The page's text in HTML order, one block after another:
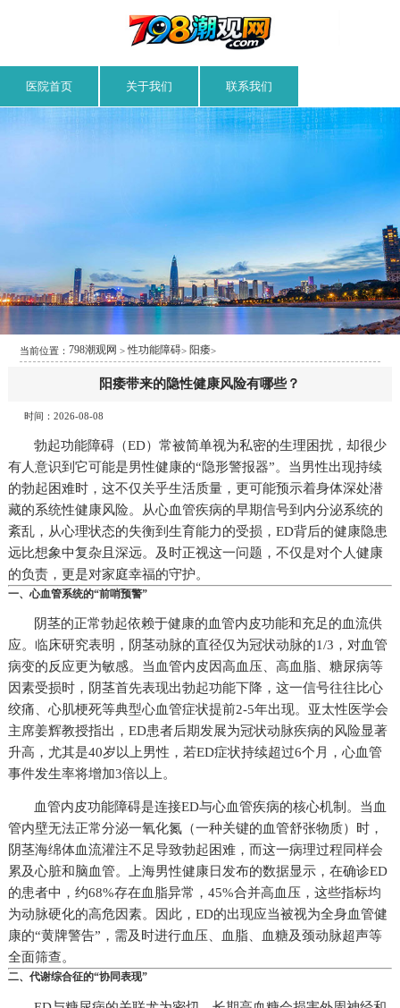
医院首页 关于我们 联系我们
当前位置：798潮观网 >性功能障碍> 阳痿>
阳痿带来的隐性健康风险有哪些？
时间：2026-08-08
勃起功能障碍（ED）常被简单视为私密的生理困扰，却很少
有人意识到它可能是男性健康的“隐形警报器”。当男性出现持续
的勃起困难时，这不仅关乎生活质量，更可能预示着身体深处潜
藏的系统性健康风险。从心血管疾病的早期信号到内分泌系统的
紊乱，从心理状态的失衡到生育能力的受损，ED背后的健康隐患
远比想象中复杂且深远。及时正视这一问题，不仅是对个人健康
的负责，更是对家庭幸福的守护。
一、心血管系统的“前哨预警”
阴茎的正常勃起依赖于健康的血管内皮功能和充足的血流供
应。临床研究表明，阴茎动脉的直径仅为冠状动脉的1/3，对血管
病变的反应更为敏感。当血管内皮因高血压、高血脂、糖尿病等
因素受损时，阴茎首先表现出勃起功能下降，这一信号往往比心
绞痛、心肌梗死等典型心血管症状提前2-5年出现。亚太性医学会
主席姜辉教授指出，ED患者后期发展为冠状动脉疾病的风险显著
升高，尤其是40岁以上男性，若ED症状持续超过6个月，心血管
事件发生率将增加3倍以上。
血管内皮功能障碍是连接ED与心血管疾病的核心机制。当血
管内壁无法正常分泌一氧化氮（一种关键的血管舒张物质）时，
阴茎海绵体血流灌注不足导致勃起困难，而这一病理过程同样会
累及心脏和脑血管。上海男性健康日发布的数据显示，在确诊ED
的患者中，约68%存在血脂异常，45%合并高血压，这些指标均
为动脉硬化的高危因素。因此，ED的出现应当被视为全身血管健
康的“黄牌警告”，需及时进行血压、血脂、血糖及颈动脉超声等
全面筛查。
二、代谢综合征的“协同表现”